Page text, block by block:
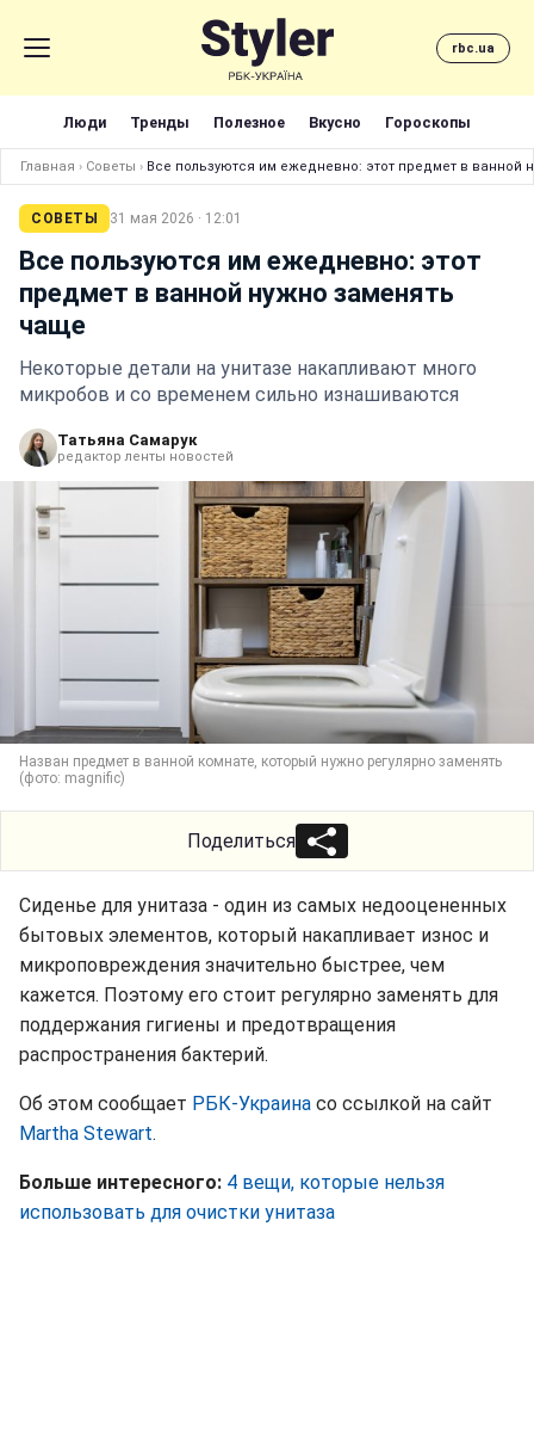
rbc.ua
Люди Тренды Полезное Вкусно Гороскопы
Главная › Советы › Все пользуются им ежедневно: этот предмет в ванной
СОВЕТЫ 31 мая 2026 · 12:01
Все пользуются им ежедневно: этот
предмет в ванной нужно заменять
чаще
Некоторые детали на унитазе накапливают много
микробов и со временем сильно изнашиваются
Татьяна Самарук
редактор ленты новостей
Назван предмет в ванной комнате, который нужно регулярно заменять
(фото: magnific)
Поделиться
Сиденье для унитаза - один из самых недооцененных
бытовых элементов, который накапливает износ и
микроповреждения значительно быстрее, чем
кажется. Поэтому его стоит регулярно заменять для
поддержания гигиены и предотвращения
распространения бактерий.
Об этом сообщает РБК-Украина со ссылкой на сайт
Martha Stewart.
Больше интересного: 4 вещи, которые нельзя
использовать для очистки унитаза